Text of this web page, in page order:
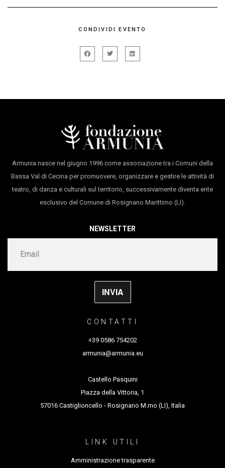
compositore curdo.È nato ad Aleppo e cresciuto ad
villaggio, ascoltando le storie e le canzoni
continua a suonare il tembûr da autodidatta, (saz)
di e conAshti Abdo
CONDIVIDI EVENTO
Armunia nasce nel giugno 1996 come associazione tra i Comuni della
Bassa Val di Cecina per promuovere, organizzare e gestire le attività di
teatro, di danza e culturali sul territorio, successivamente diventa ente
esclusivo del Comune di Rosignano Marittimo (LI).
NEWSLETTER
CONTATTI
+39 0586 754202
armunia@armunia.eu
Castello Pasquini
Piazza della Vittoria, 1
57016 Castiglioncello - Rosignano M.mo (LI), Italia
LINK UTILI
Amministrazione trasparente